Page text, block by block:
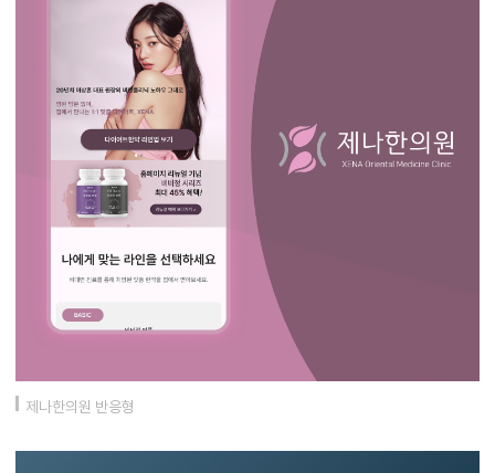
제나한의원 반응형